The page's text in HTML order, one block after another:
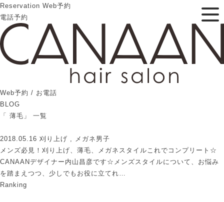
Reservation Web予約
電話予約
Web予約 / お電話
BLOG
「 薄毛」 一覧
2018.05.16 刈り上げ , メガネ男子
メンズ必見！刈り上げ、薄毛、メガネスタイルこれでコンプリート☆
CANAANデザイナー内山昌彦です☆メンズスタイルについて、お悩み
を踏まえつつ、少しでもお役に立てれ…
Ranking